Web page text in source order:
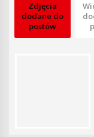
Zdjęcia
dodane do
postów